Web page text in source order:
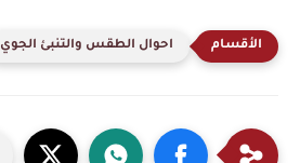
احوال الطقس والتنبئ الجوي